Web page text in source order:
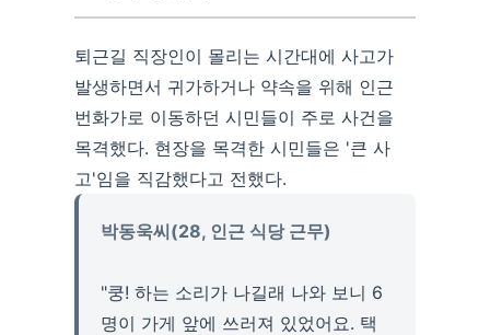
퇴근길 직장인이 몰리는 시간대에 사고가
발생하면서 귀가하거나 약속을 위해 인근
번화가로 이동하던 시민들이 주로 사건을
목격했다. 현장을 목격한 시민들은 '큰 사
고'임을 직감했다고 전했다.
박동욱씨(28, 인근 식당 근무)
"쿵! 하는 소리가 나길래 나와 보니 6
명이 가게 앞에 쓰러져 있었어요. 택